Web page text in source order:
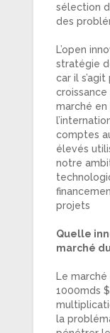
sélection
des
L’open
stratégie
car il
marché en
comptes
élevés
notre
projets
Quelle
marché
Le
1000mds
la